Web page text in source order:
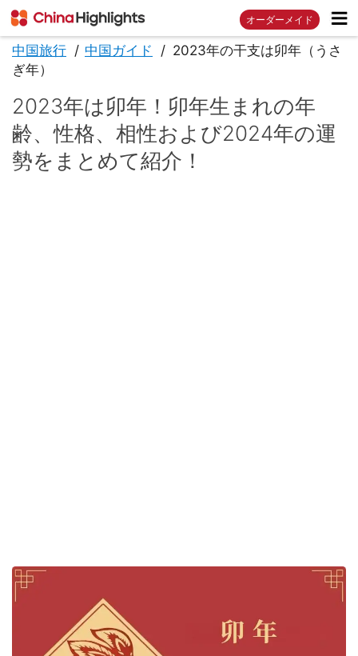
オーダーメイド
中国旅行 中国ガイド
2023年の干支は卯年（うさ
ぎ年）
2023年は卯年！卯年生まれの年
齢、性格、相性および2024年の運
勢をまとめて紹介！